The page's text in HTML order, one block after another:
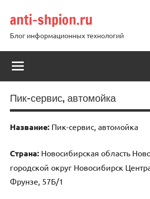
содержимому
anti-shpion.ru
Блог информационных технологий
Пик-сервис, автомойка
Название: Пик-сервис, автомойка
Страна: Новосибирская область
городской округ Новосибирск
Фрунзе, 57Б/1